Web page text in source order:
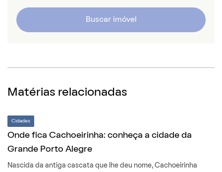
Buscar imóvel
Matérias relacionadas
Cidades
Onde fica Cachoeirinha: conheça a cidade da
Grande Porto Alegre
Nascida da antiga cascata que lhe deu nome, Cachoeirinha